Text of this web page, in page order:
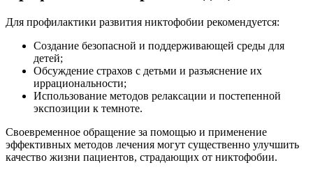
Для профилактики развития никтофобии рекомендуется:
Создание безопасной и поддерживающей среды для
детей;
Обсуждение страхов с детьми и разъяснение их
иррациональности;
Использование методов релаксации и постепенной
экспозиции к темноте.
Своевременное обращение за помощью и применение
эффективных методов лечения могут существенно улучшить
качество жизни пациентов, страдающих от никтофобии.